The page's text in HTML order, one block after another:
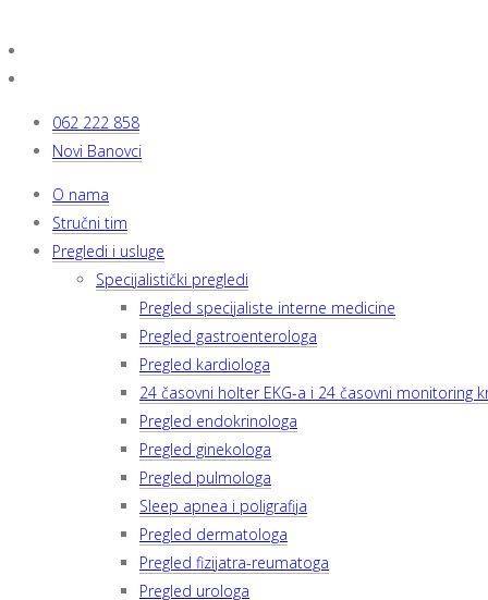
062 222 858
Novi Banovci
O nama
Stručni tim
Pregledi i usluge
Specijalistički pregledi
Pregled specijaliste interne medicine
Pregled gastroenterologa
Pregled kardiologa
24 časovni holter EKG-a i 24 časovni monitoring
Pregled endokrinologa
Pregled ginekologa
Pregled pulmologa
Sleep apnea i poligrafija
Pregled dermatologa
Pregled fizijatra-reumatoga
Pregled urologa